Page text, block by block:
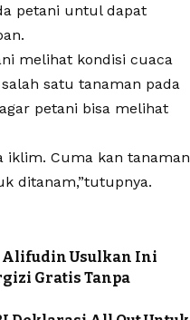
petani untul dapat
melihat kondisi cuaca
satu tanaman pada
petani bisa melihat
iklim. Cuma kan tanaman
ditanam,”tutupnya.
Alifudin Usulkan Ini
Gratis Tanpa